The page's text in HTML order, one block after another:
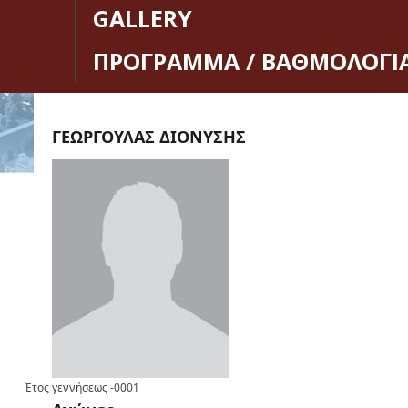
GALLERY
ΠΡΟΓΡΑΜΜΑ /
ΓΕΩΡΓΟΥΛΑΣ ΔΙΟΝΥΣΗΣ
Έτος γεννήσεως-0001